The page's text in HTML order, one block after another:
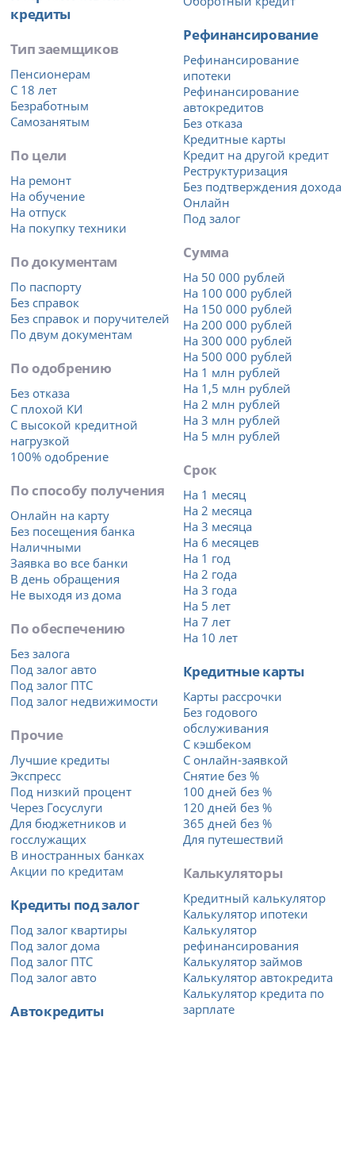
кредиты
Тип заемщиков
Пенсионерам
С 18 лет
Безработным
Самозанятым
По цели
На ремонт
На обучение
На отпуск
На покупку техники
По документам
По паспорту
Без справок
Без справок и поручителей
По двум документам
По одобрению
Без отказа
С плохой КИ
С высокой кредитной
нагрузкой
100% одобрение
По способу получения
Онлайн на карту
Без посещения банка
Наличными
Заявка во все банки
В день обращения
Не выходя из дома
По обеспечению
Без залога
Под залог авто
Под залог ПТС
Под залог недвижимости
Прочие
Лучшие кредиты
Экспресс
Под низкий процент
Через Госуслуги
Для бюджетников и
госслужащих
В иностранных банках
Акции по кредитам
Кредиты под залог
Под залог квартиры
Под залог дома
Под залог ПТС
Под залог авто
Автокредиты
Рефинансирование
Рефинансирование
ипотеки
Рефинансирование
автокредитов
Без отказа
Кредитные карты
Кредит на другой кредит
Реструктуризация
Без подтверждения дохода
Онлайн
Под залог
Сумма
На 50 000 рублей
На 100 000 рублей
На 150 000 рублей
На 200 000 рублей
На 300 000 рублей
На 500 000 рублей
На 1 млн рублей
На 1,5 млн рублей
На 2 млн рублей
На 3 млн рублей
На 5 млн рублей
Срок
На 1 месяц
На 2 месяца
На 3 месяца
На 6 месяцев
На 1 год
На 2 года
На 3 года
На 5 лет
На 7 лет
На 10 лет
Кредитные карты
Карты рассрочки
Без годового
обслуживания
С кэшбеком
С онлайн-заявкой
Снятие без %
100 дней без %
120 дней без %
365 дней без %
Для путешествий
Калькуляторы
Кредитный калькулятор
Калькулятор ипотеки
Калькулятор
рефинансирования
Калькулятор займов
Калькулятор автокредита
Калькулятор кредита по
зарплате